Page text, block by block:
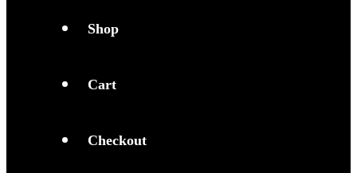
Shop
Cart
Checkout